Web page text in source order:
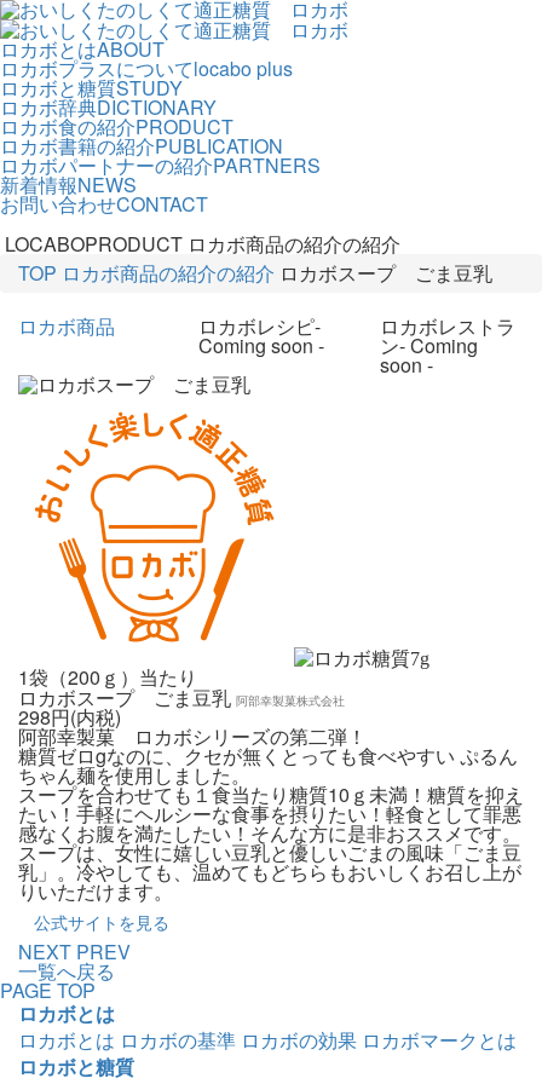
ロカボとはABOUT
ロカボプラスについてlocabo plus
ロカボと糖質STUDY
ロカボ辞典DICTIONARY
ロカボ食の紹介PRODUCT
ロカボ書籍の紹介PUBLICATION
ロカボパートナーの紹介PARTNERS
新着情報NEWS
お問い合わせCONTACT
LOCABOPRODUCT ロカボ商品の紹介の紹介
TOP ロカボ商品の紹介の紹介 ロカボスープ ごま豆乳
ロカボ商品
ロカボレシピ-
Coming soon -
ロカボレストラ
ン- Coming
soon -
7g
1袋（200ｇ）当たり
ロカボスープ ごま豆乳 阿部幸製菓株式会社
298円(内税)
阿部幸製菓 ロカボシリーズの第二弾！
糖質ゼロgなのに、クセが無くとっても食べやすい ぷるん
ちゃん麺を使用しました。
スープを合わせても１食当たり糖質10ｇ未満！糖質を抑え
たい！手軽にヘルシーな食事を摂りたい！軽食として罪悪
感なくお腹を満たしたい！そんな方に是非おススメです。
スープは、女性に嬉しい豆乳と優しいごまの風味「ごま豆
乳」。冷やしても、温めてもどちらもおいしくお召し上が
りいただけます。
公式サイトを見る
NEXT PREV
一覧へ戻る
PAGE TOP
ロカボとは
ロカボとは ロカボの基準 ロカボの効果 ロカボマークとは
ロカボと糖質